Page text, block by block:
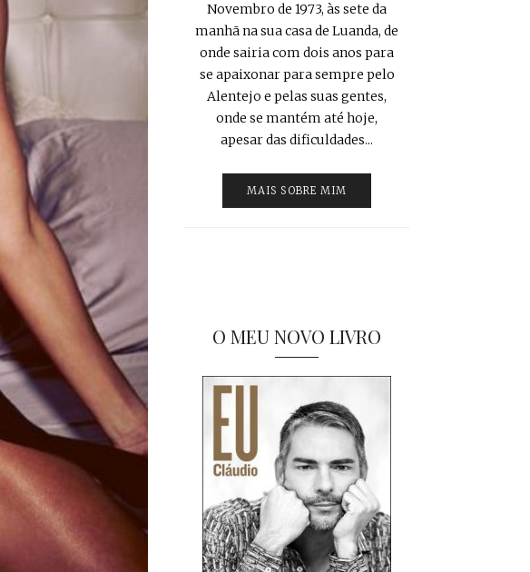
Novembro de 1973, às sete da
manhã na sua casa de Luanda, de
onde sairia com dois anos para
se apaixonar para sempre pelo
Alentejo e pelas suas gentes,
onde se mantém até hoje,
apesar das dificuldades...
MAIS SOBRE MIM
O MEU NOVO LIVRO